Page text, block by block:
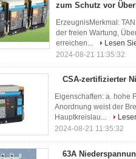
zum Schutz vor
ErzeugnisMerkmal:
der freien Wartung,
erreichen...
Lesen
2024-08-21 11:35:32
CSA-zertifizierter
Eigenschaften: a. hohe
Anordnung weist der
Hauptkreislau...
2024-08-21 11:35:32
63A